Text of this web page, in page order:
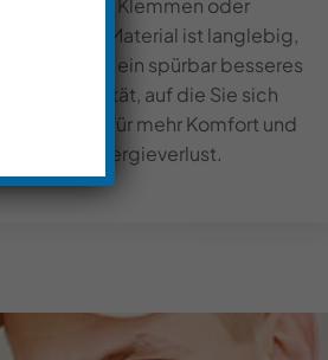
– ohne Klemmen oder
Das Material ist langlebig,
sorgt für ein spürbar besseres
Qualität, auf die Sie sich
können – für mehr Komfort und
weniger Energieverlust.